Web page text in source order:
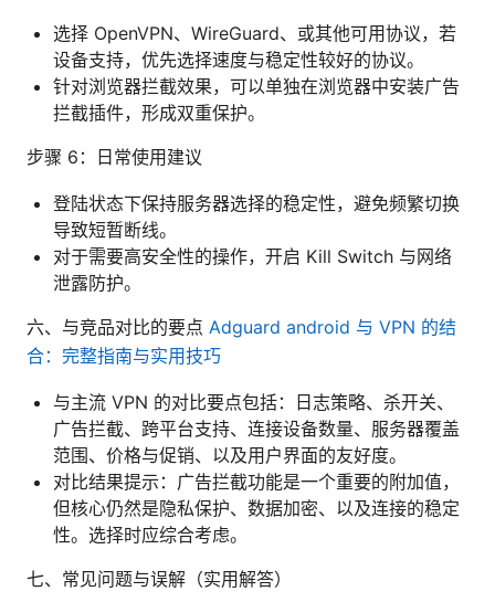
选择 OpenVPN、WireGuard、或其他可用协议，若
设备支持，优先选择速度与稳定性较好的协议。
针对浏览器拦截效果，可以单独在浏览器中安装广告
拦截插件，形成双重保护。
步骤 6：日常使用建议
登陆状态下保持服务器选择的稳定性，避免频繁切换
导致短暂断线。
对于需要高安全性的操作，开启 Kill Switch 与网络
泄露防护。
六、与竞品对比的要点 Adguard android 与 VPN 的结
合：完整指南与实用技巧
与主流 VPN 的对比要点包括：日志策略、杀开关、
广告拦截、跨平台支持、连接设备数量、服务器覆盖
范围、价格与促销、以及用户界面的友好度。
对比结果提示：广告拦截功能是一个重要的附加值，
但核心仍然是隐私保护、数据加密、以及连接的稳定
性。选择时应综合考虑。
七、常见问题与误解（实用解答）